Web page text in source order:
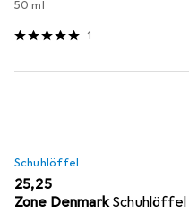
50 ml
1
Schuhlöffel
EUR
25,25
Zone Denmark Schuhlöffel